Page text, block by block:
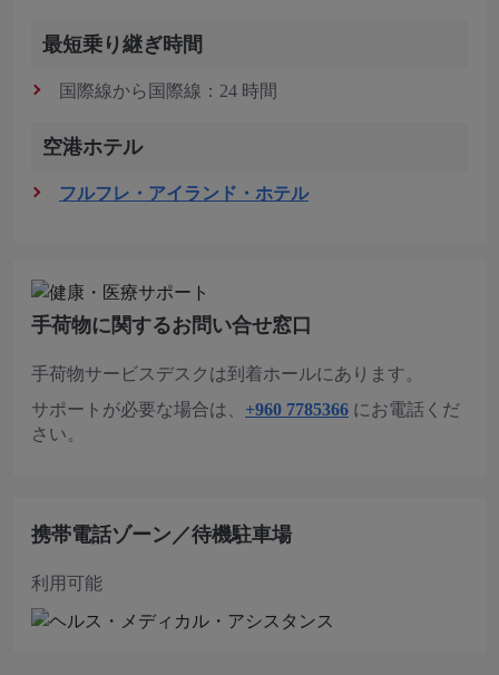
最短乗り継ぎ時間
国際線から国際線：24 時間
空港ホテル
フルフレ・アイランド・ホテル
手荷物に関するお問い合せ窓口
手荷物サービスデスクは到着ホールにあります。
サポートが必要な場合は、 +960 7785366 にお電話くだ
さい。
携帯電話ゾーン／待機駐車場
利用可能